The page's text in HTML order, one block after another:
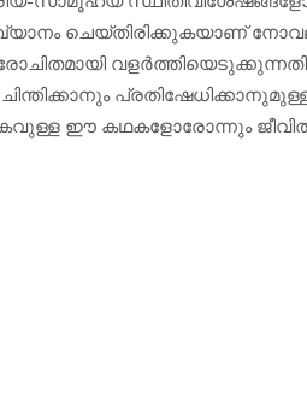
ചെയ്തിരിക്കുകയാണ്
ചിന്തിക്കാനും
ഈ കഥകളോരോന്നും